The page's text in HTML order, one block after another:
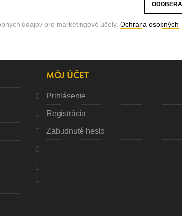
údajov pre marketingové účely. Ochrana osobných
MÔJ ÚČET
Prihlásenie
Registrácia
Zabudnuté heslo